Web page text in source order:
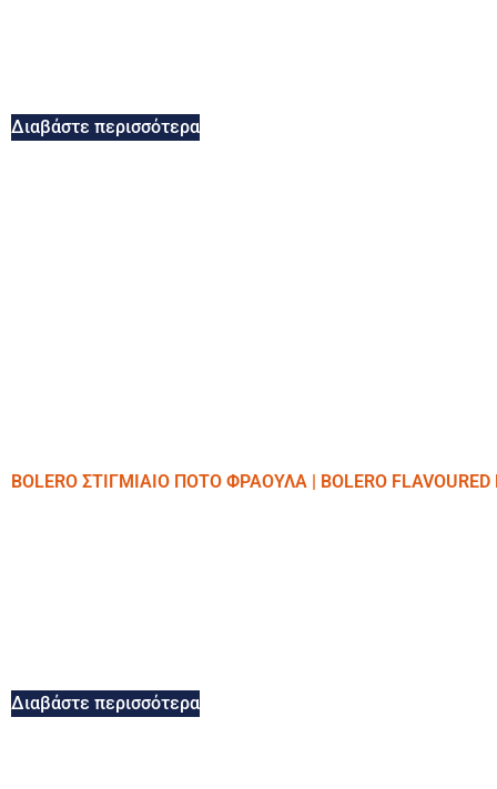
Διαβάστε περισσότερα
BOLERO ΣΤΙΓΜΙΑΙΟ ΠΟΤΟ ΦΡΑΟΥΛΑ | BOLERO FLAVOURED
Διαβάστε περισσότερα